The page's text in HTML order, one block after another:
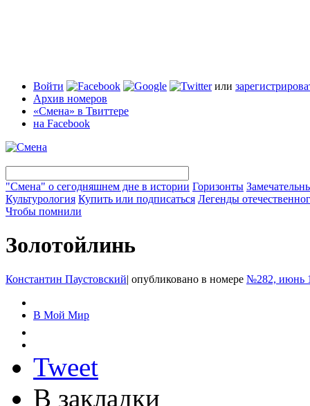
Войти или
Архив номеров
«Смена» в Твиттере
на Facebook
"Смена" о сегодняшнем дне в истории Горизонты
Культурология Купить или подписаться Легенды
Чтобы помнили
Золотойлинь
Константин Паустовский| опубликовано в номере №282, июнь
В Мой Мир
Tweet
В закладки